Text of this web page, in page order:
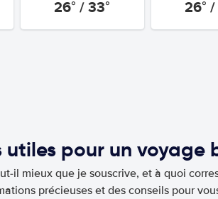
26° / 33° 26°
utiles pour un voyage
il mieux que je souscrive, et à quoi
précieuses et des conseils pour